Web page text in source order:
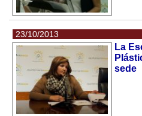
23/10/2013
La
sede